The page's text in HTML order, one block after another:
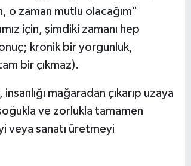
o zaman mutlu olacağım"
için, şimdiki zamanı hep
kronik bir yorgunluk,
bir çıkmaz).
mağaradan çıkarıp uzaya
ve zorlukla tamamen
veya sanatı üretmeyi